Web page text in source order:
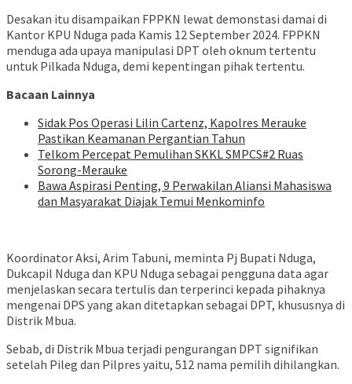
Desakan itu disampaikan FPPKN lewat demonstasi damai di
Kantor KPU Nduga pada Kamis 12 September 2024. FPPKN
menduga ada upaya manipulasi DPT oleh oknum tertentu
untuk Pilkada Nduga, demi kepentingan pihak tertentu.
Bacaan Lainnya
Sidak Pos Operasi Lilin Cartenz, Kapolres Merauke
Pastikan Keamanan Pergantian Tahun
Telkom Percepat Pemulihan SKKL SMPCS#2 Ruas
Sorong-Merauke
Bawa Aspirasi Penting, 9 Perwakilan Aliansi Mahasiswa
dan Masyarakat Diajak Temui Menkominfo
Koordinator Aksi, Arim Tabuni, meminta Pj Bupati Nduga,
Dukcapil Nduga dan KPU Nduga sebagai pengguna data agar
menjelaskan secara tertulis dan terperinci kepada pihaknya
mengenai DPS yang akan ditetapkan sebagai DPT, khususnya di
Distrik Mbua.
Sebab, di Distrik Mbua terjadi pengurangan DPT signifikan
setelah Pileg dan Pilpres yaitu, 512 nama pemilih dihilangkan.